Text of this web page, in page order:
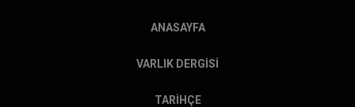
ANASAYFA
VARLIK DERGİSİ
TARİHÇE